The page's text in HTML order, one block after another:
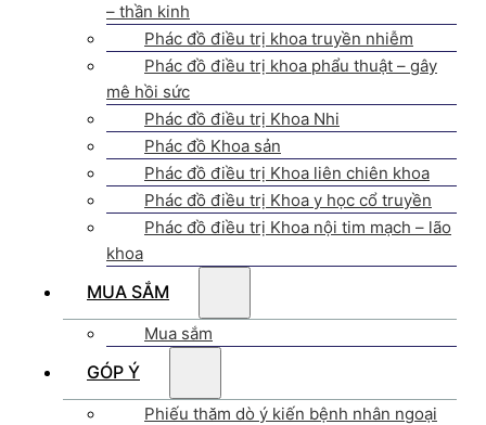
– thần kinh
Phác đồ điều trị khoa truyền nhiễm
Phác đồ điều trị khoa phẩu thuật – gây
mê hồi sức
Phác đồ điều trị Khoa Nhi
Phác đồ Khoa sản
Phác đồ điều trị Khoa liên chiên khoa
Phác đồ điều trị Khoa y học cổ truyền
Phác đồ điều trị Khoa nội tim mạch – lão
khoa
MUA SẮM
Mua sắm
GÓP Ý
Phiếu thăm dò ý kiến bệnh nhân ngoại